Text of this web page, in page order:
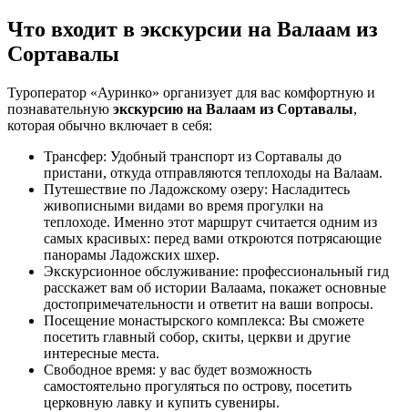
Что входит в экскурсии на Валаам из
Сортавалы
Туроператор «Ауринко» организует для вас комфортную и
познавательную экскурсию на Валаам из Сортавалы,
которая обычно включает в себя:
Трансфер: Удобный транспорт из Сортавалы до
пристани, откуда отправляются теплоходы на Валаам.
Путешествие по Ладожскому озеру: Насладитесь
живописными видами во время прогулки на
теплоходе. Именно этот маршрут считается одним из
самых красивых: перед вами откроются потрясающие
панорамы Ладожских шхер.
Экскурсионное обслуживание: профессиональный гид
расскажет вам об истории Валаама, покажет основные
достопримечательности и ответит на ваши вопросы.
Посещение монастырского комплекса: Вы сможете
посетить главный собор, скиты, церкви и другие
интересные места.
Свободное время: у вас будет возможность
самостоятельно прогуляться по острову, посетить
церковную лавку и купить сувениры.